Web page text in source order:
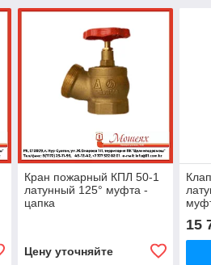
Кран пожарный КПЛ 50-1
латунный 125° муфта -
цапка
Цену уточняйте
15